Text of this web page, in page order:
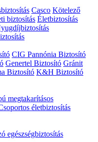
Casco Kötelező
biztosítás Életbiztosítás
CIG Pannónia Biztosító
Genertel Biztosító Gránit
Biztosító K&H Biztosító
megtakarításos
életbiztosítás
egészségbiztosítás